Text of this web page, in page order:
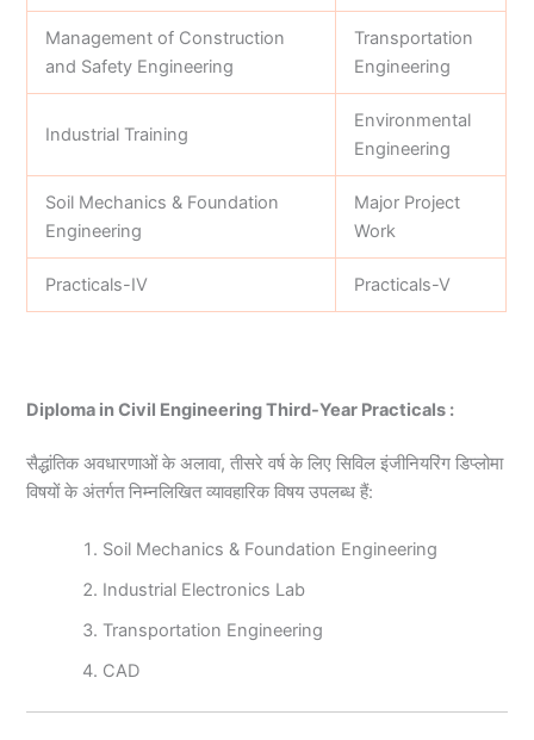
Management of Construction
and Safety Engineering
Transportation
Engineering
Industrial Training
Environmental
Engineering
Soil Mechanics & Foundation
Engineering
Major Project
Work
Practicals-IV Practicals-V
Diploma in Civil Engineering Third-Year Practicals :
सैद्धांतिक अवधारणाओं के अलावा, तीसरे वर्ष के लिए सिविल इंजीनियरिंग डिप्लोमा
विषयों के अंतर्गत निम्नलिखित व्यावहारिक विषय उपलब्ध हैं:
Soil Mechanics & Foundation Engineering
Industrial Electronics Lab
Transportation Engineering
CAD